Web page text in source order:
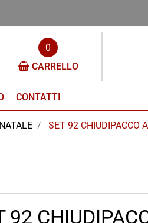
0
CARRELLO
CONTATTI
SET 92 CHIUDIPACCO
92